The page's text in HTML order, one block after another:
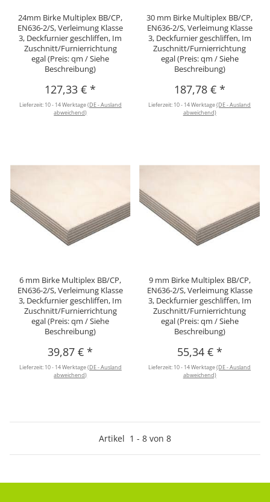
24mm Birke Multiplex BB/CP,
EN636-2/S, Verleimung Klasse
3, Deckfurnier geschliffen, Im
Zuschnitt/Furnierrichtung
egal (Preis: qm / Siehe
Beschreibung)
127,33 €*
Lieferzeit: 10 - 14 Werktage(DE - Ausland
abweichend)
30 mm Birke Multiplex BB/CP,
EN636-2/S, Verleimung Klasse
3, Deckfurnier geschliffen, Im
Zuschnitt/Furnierrichtung
egal (Preis: qm / Siehe
Beschreibung)
187,78 € *
Lieferzeit: 10 - 14 Werktage(DE - Ausland
abweichend)
6 mm Birke Multiplex BB/CP,
EN636-2/S, Verleimung Klasse
3, Deckfurnier geschliffen, Im
Zuschnitt/Furnierrichtung
egal (Preis: qm / Siehe
Beschreibung)
39,87 €*
Lieferzeit: 10 - 14 Werktage(DE - Ausland
abweichend)
9 mm Birke Multiplex BB/CP,
EN636-2/S, Verleimung Klasse
3, Deckfurnier geschliffen, Im
Zuschnitt/Furnierrichtung
egal (Preis: qm / Siehe
Beschreibung)
55,34 € *
Lieferzeit: 10 - 14 Werktage(DE - Ausland
abweichend)
Artikel 1 - 8 von 8